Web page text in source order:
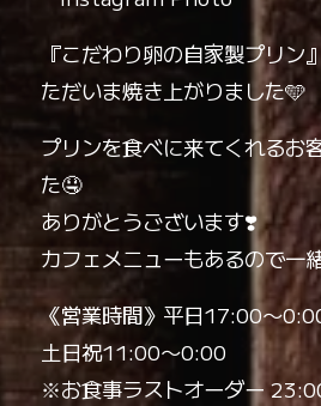
『こだわり卵の自家製プリン
ただいま焼き上がりました🩵
プリンを食べに来てくれるお
た🤤️
ありがとうございます❣️
カフェメニューもあるので一
《営業時間》平日17:00〜
土日祝11:00〜0:00
※お食事ラストオーダー